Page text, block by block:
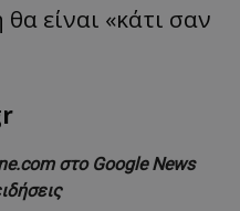
είναι «κάτι σαν
στο Google News